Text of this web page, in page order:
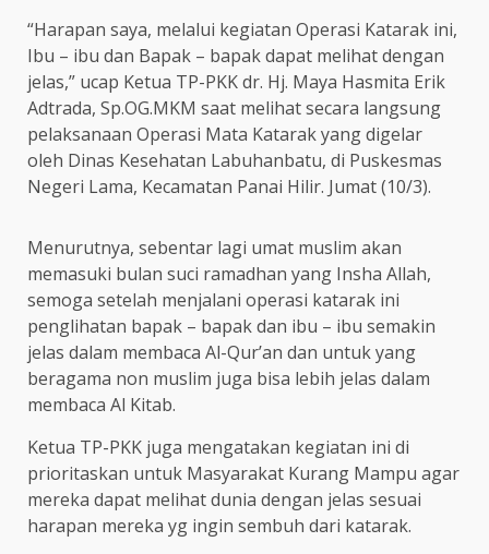
“Harapan saya, melalui kegiatan Operasi Katarak ini,
Ibu – ibu dan Bapak – bapak dapat melihat dengan
jelas,” ucap Ketua TP-PKK dr. Hj. Maya Hasmita Erik
Adtrada, Sp.OG.MKM saat melihat secara langsung
pelaksanaan Operasi Mata Katarak yang digelar
oleh Dinas Kesehatan Labuhanbatu, di Puskesmas
Negeri Lama, Kecamatan Panai Hilir. Jumat (10/3).
Menurutnya, sebentar lagi umat muslim akan
memasuki bulan suci ramadhan yang Insha Allah,
semoga setelah menjalani operasi katarak ini
penglihatan bapak – bapak dan ibu – ibu semakin
jelas dalam membaca Al-Qur’an dan untuk yang
beragama non muslim juga bisa lebih jelas dalam
membaca Al Kitab.
Ketua TP-PKK juga mengatakan kegiatan ini di
prioritaskan untuk Masyarakat Kurang Mampu agar
mereka dapat melihat dunia dengan jelas sesuai
harapan mereka yg ingin sembuh dari katarak.